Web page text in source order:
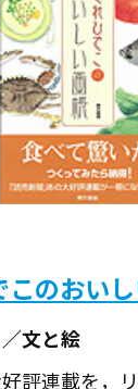
このおい
文と絵
評連載を，